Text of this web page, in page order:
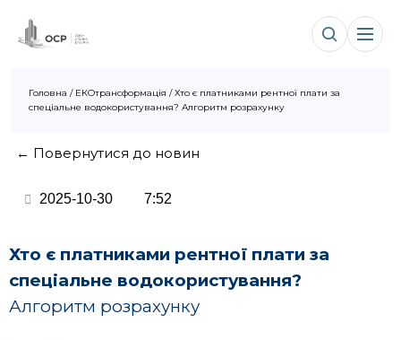
Головна / ЕКОтрансформація /Хто є платниками рентної плати за
спеціальне водокористування? Алгоритм розрахунку
← Повернутися до новин
2025-10-30 7:52
Хто є платниками рентної плати за
спеціальне водокористування?
Алгоритм розрахунку